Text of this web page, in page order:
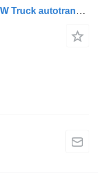
Vega 2 Axle Semi Trailer 2 axles NEW Truck autotransport BPW Lenkachs